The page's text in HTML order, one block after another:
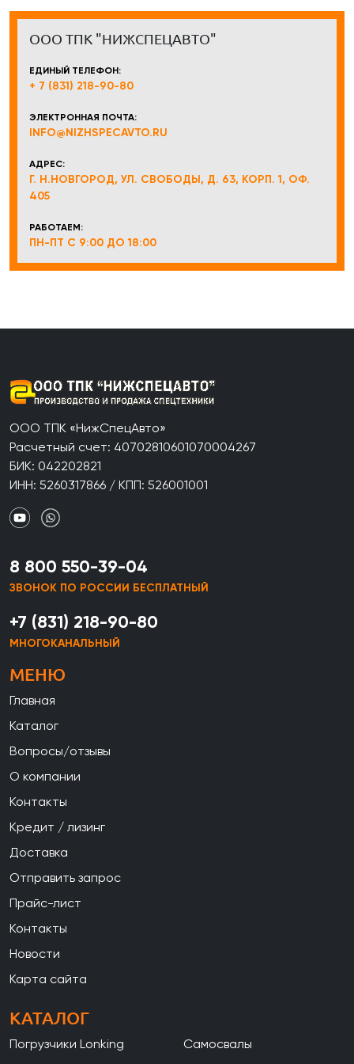
ООО ТПК "НИЖСПЕЦАВТО"
ЕДИНЫЙ ТЕЛЕФОН:
+ 7 (831) 218-90-80
ЭЛЕКТРОННАЯ ПОЧТА:
INFO@NIZHSPECAVTO.RU
АДРЕС:
Г. Н.НОВГОРОД, УЛ. СВОБОДЫ, Д. 63, КОРП. 1, ОФ.
405
РАБОТАЕМ:
ПН-ПТ С 9:00 ДО 18:00
ООО ТПК «НижСпецАвто»
Расчетный счет: 40702810601070004267
БИК: 042202821
ИНН: 5260317866 / КПП: 526001001
8 800 550-39-04
ЗВОНОК ПО РОССИИ БЕСПЛАТНЫЙ
+7 (831) 218-90-80
МНОГОКАНАЛЬНЫЙ
МЕНЮ
Главная
Каталог
Вопросы/отзывы
О компании
Контакты
Кредит / лизинг
Доставка
Отправить запрос
Прайс-лист
Контакты
Новости
Карта сайта
КАТАЛОГ
Погрузчики Lonking
Самосвалы